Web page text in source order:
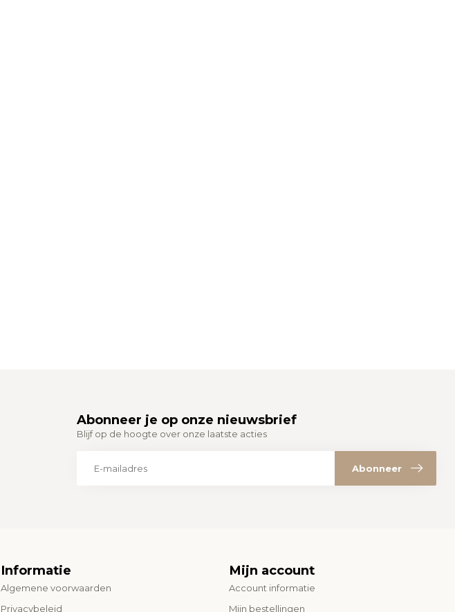
Abonneer je op onze nieuwsbrief
Blijf op de hoogte over onze laatste acties
Abonneer
Informatie
Algemene voorwaarden
Privacybeleid
Mijn account
Account informatie
Mijn bestellingen